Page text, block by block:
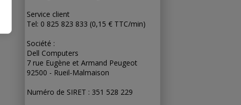
Service client
Tel: 0 825 823 833 (0,15 € TTC/min)
Société :
Dell Computers
7 rue Eugène et Armand Peugeot
92500 - Rueil-Malmaison
Numéro de SIRET : 351 528 229